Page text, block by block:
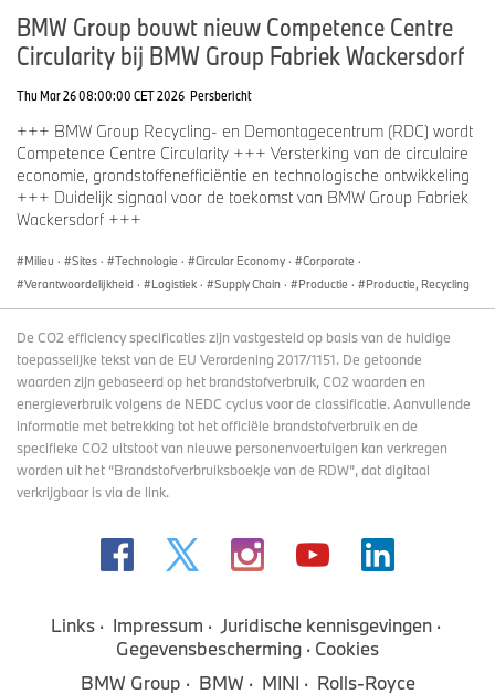
BMW Group bouwt nieuw Competence Centre
Circularity bij BMW Group Fabriek Wackersdorf
Thu Mar 26 08:00:00 CET 2026 Persbericht
+++ BMW Group Recycling- en Demontagecentrum (RDC) wordt
Competence Centre Circularity +++ Versterking van de circulaire
economie, grondstoffenefficiëntie en technologische ontwikkeling
+++ Duidelijk signaal voor de toekomst van BMW Group Fabriek
Wackersdorf +++
Milieu · Sites · Technologie · Circular Economy · Corporate ·
Verantwoordelijkheid · Logistiek · Supply Chain · Productie · Productie, Recycling
De CO2 efficiency specificaties zijn vastgesteld op basis van de huidige
toepasselijke tekst van de EU Verordening 2017/1151. De getoonde
waarden zijn gebaseerd op het brandstofverbruik, CO2 waarden en
energieverbruik volgens de NEDC cyclus voor de classificatie. Aanvullende
informatie met betrekking tot het officiële brandstofverbruik en de
specifieke CO2 uitstoot van nieuwe personenvoertuigen kan verkregen
worden uit het “Brandstofverbruiksboekje van de RDW”, dat digitaal
verkrijgbaaris via de link.
Links Impressum
Juridische kennisgevingen
Gegevensbescherming
Cookies
BMW Group
BMW MINI Rolls-Royce